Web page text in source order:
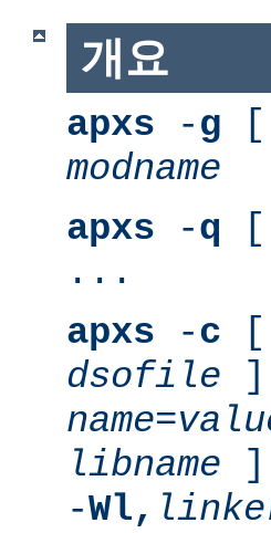
개요
apxs -g [
modname
apxs -q [
...
apxs -c [
dsofile ]
name=
libname ]
-Wl,